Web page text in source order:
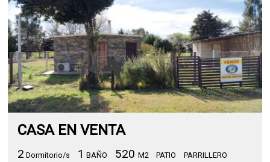
CASA EN VENTA
2 Dormitorio/s 1 BAÑO 520 M2 PATIO
PARRILLERO